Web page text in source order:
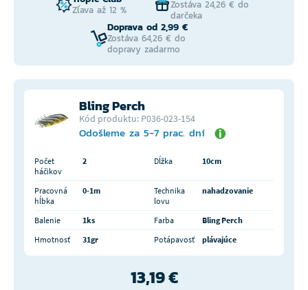
Zľava až 12 %
Zostáva 24,26 € do
darčeka
Doprava od 2,99 €
Zostáva 64,26 € do
dopravy zadarmo
Bling Perch
Kód produktu: P036-023-154
Odošleme za 5-7 prac. dní
Počet
háčikov
2 Dĺžka 10cm
Pracovná
hĺbka
0-1m
Technika
lovu
nahadzovanie
Balenie 1ks Farba
Bling Perch
Hmotnosť
31gr Potápavosť plávajúce
13,19 €